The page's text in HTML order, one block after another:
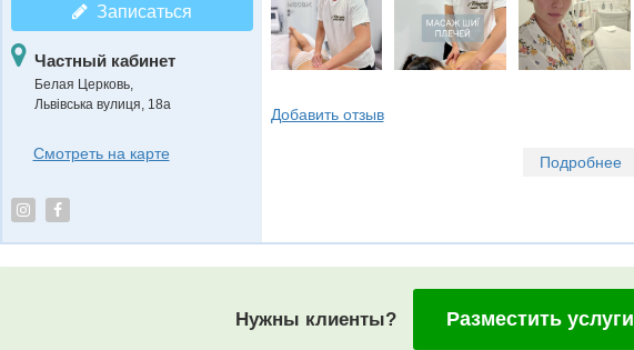
Записаться
Частный кабинет
Белая Церковь,
Львівська вулиця, 18а
Смотреть на карте
Добавить отзыв
Подробнее
Нужны клиенты? Разместить услуги